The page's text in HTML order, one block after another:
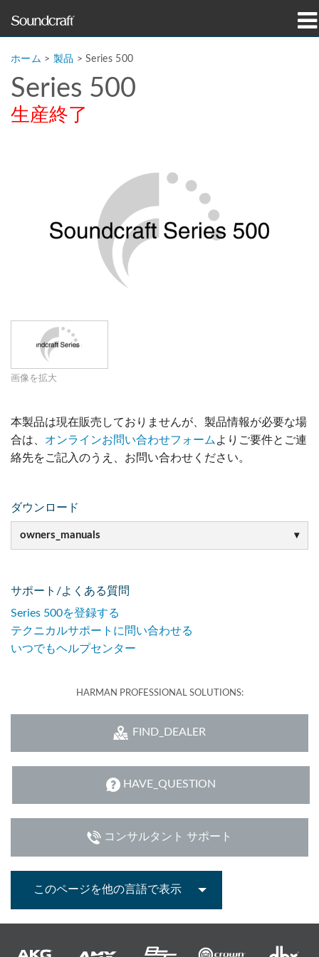
導入事例とニュース
購入先
当社の歴史
ホーム > 製品 >Series 500
Series 500
生産終了
画像を拡大
本製品は現在販売しておりませんが、製品情報が必要な場
合は、 オンラインお問い合わせフォーム よりご要件とご連
絡先をご記入のうえ、お問い合わせください。
ダウンロード
owners_manuals
サポート/よくある質問
Series 500を登録する
テクニカルサポートに問い合わせる
いつでもヘルプセンター
HARMAN PROFESSIONAL SOLUTIONS:
FIND_DEALER
HAVE_QUESTION
コンサルタント サポート
このページを他の言語で表示